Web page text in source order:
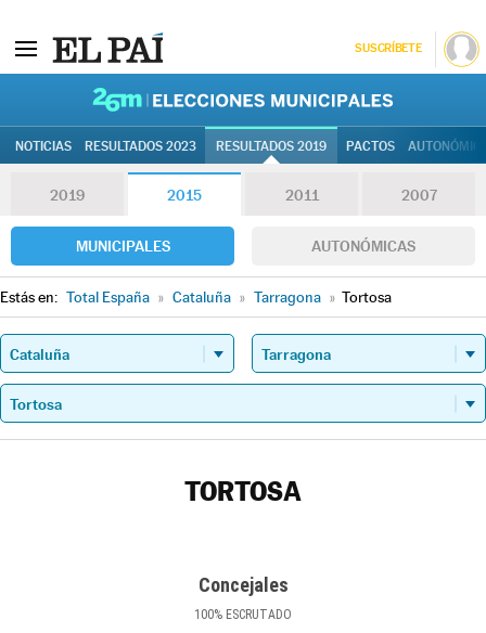
SUSCRÍBETE
NOTICIAS RESULTADOS 2023 RESULTADOS 2019 PACTOS
2019 2015 2011 2007
MUNICIPALES AUTONÓMICAS
Estás en: Total España » Cataluña » Tarragona » Tortosa
TORTOSA
Concejales
100% ESCRUTADO